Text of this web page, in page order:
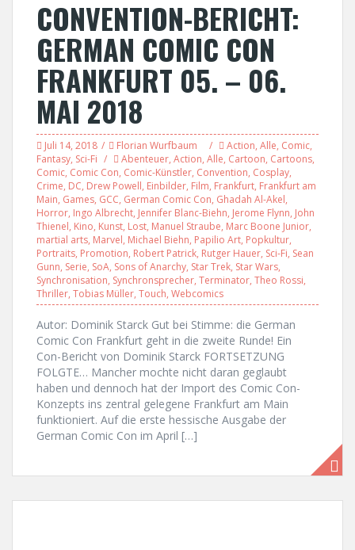
CONVENTION-BERICHT:
GERMAN COMIC CON
FRANKFURT 05. – 06.
MAI 2018
Juli 14, 2018 Florian Wurfbaum Action, Alle, Comic,
Fantasy, Sci-Fi Abenteuer, Action, Alle, Cartoon, Cartoons,
Comic, Comic Con, Comic-Künstler, Convention, Cosplay,
Crime, DC, Drew Powell, Einbilder, Film, Frankfurt, Frankfurt am
Main, Games, GCC, German Comic Con, Ghadah Al-Akel,
Horror, Ingo Albrecht, Jennifer Blanc-Biehn, Jerome Flynn, John
Thienel, Kino, Kunst, Lost, Manuel Straube, Marc Boone Junior,
martial arts, Marvel, Michael Biehn, Papilio Art, Popkultur,
Portraits, Promotion, Robert Patrick, Rutger Hauer, Sci-Fi, Sean
Gunn, Serie, SoA, Sons of Anarchy, Star Trek, Star Wars,
Synchronisation, Synchronsprecher, Terminator, Theo Rossi,
Thriller, Tobias Müller, Touch, Webcomics
Autor: Dominik Starck Gut bei Stimme: die German
Comic Con Frankfurt geht in die zweite Runde! Ein
Con-Bericht von Dominik Starck FORTSETZUNG
FOLGTE… Mancher mochte nicht daran geglaubt
haben und dennoch hat der Import des Comic Con-
Konzepts ins zentral gelegene Frankfurt am Main
funktioniert. Auf die erste hessische Ausgabe der
German Comic Con im April […]